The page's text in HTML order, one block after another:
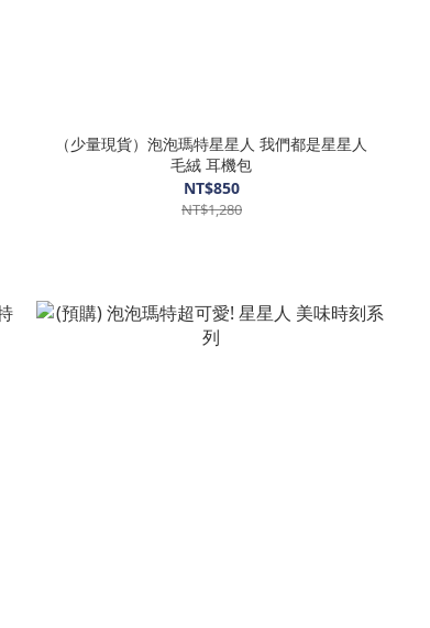
（少量現貨）泡泡瑪特星星人 我們都是星星人
毛絨 耳機包
NT$850
NT$1,280